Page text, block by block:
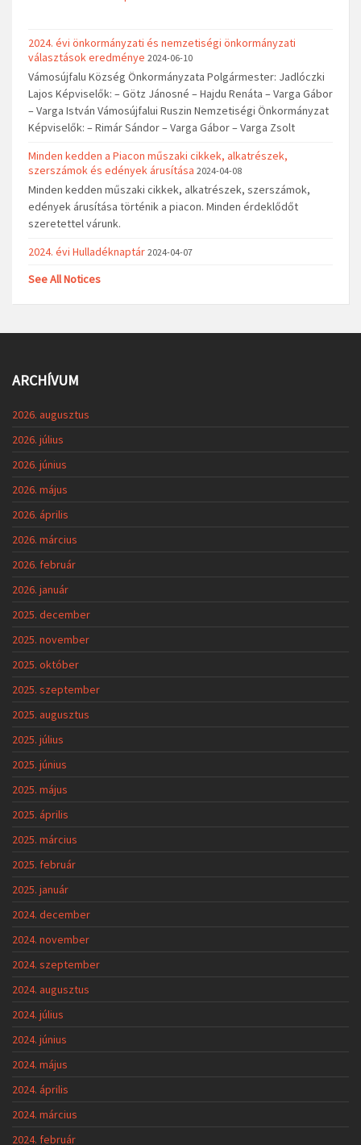
2024. évi önkormányzati és nemzetiségi önkormányzati
választások eredménye 2024-06-10
Vámosújfalu Község Önkormányzata Polgármester: Jadlóczki
Lajos Képviselők: – Götz Jánosné – Hajdu Renáta – Varga Gábor
– Varga István Vámosújfalui Ruszin Nemzetiségi Önkormányzat
Képviselők: – Rimár Sándor – Varga Gábor – Varga Zsolt
Minden kedden a Piacon műszaki cikkek, alkatrészek,
szerszámok és edények árusítása 2024-04-08
Minden kedden műszaki cikkek, alkatrészek, szerszámok,
edények árusítása történik a piacon. Minden érdeklődőt
szeretettel várunk.
2024. évi Hulladéknaptár 2024-04-07
See All Notices
ARCHÍVUM
2026. augusztus
2026. július
2026. június
2026. május
2026. április
2026. március
2026. február
2026. január
2025. december
2025. november
2025. október
2025. szeptember
2025. augusztus
2025. július
2025. június
2025. május
2025. április
2025. március
2025. február
2025. január
2024. december
2024. november
2024. szeptember
2024. augusztus
2024. július
2024. június
2024. május
2024. április
2024. március
2024. február